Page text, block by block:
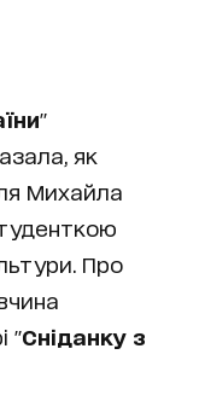
"
як
Михайла
Про
"Сніданку з